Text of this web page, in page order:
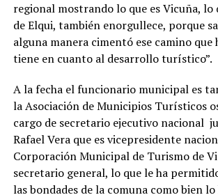
regional mostrando lo que es Vicuña, lo
de Elqui, también enorgullece, porque
alguna manera cimentó ese camino que
tiene en cuanto al desarrollo turístico”.
A la fecha el funcionario municipal es
la Asociación de Municipios Turísticos
cargo de secretario ejecutivo nacional
Rafael Vera que es vicepresidente
Corporación Municipal de Turismo de
secretario general, lo que le ha
las bondades de la comuna como bien